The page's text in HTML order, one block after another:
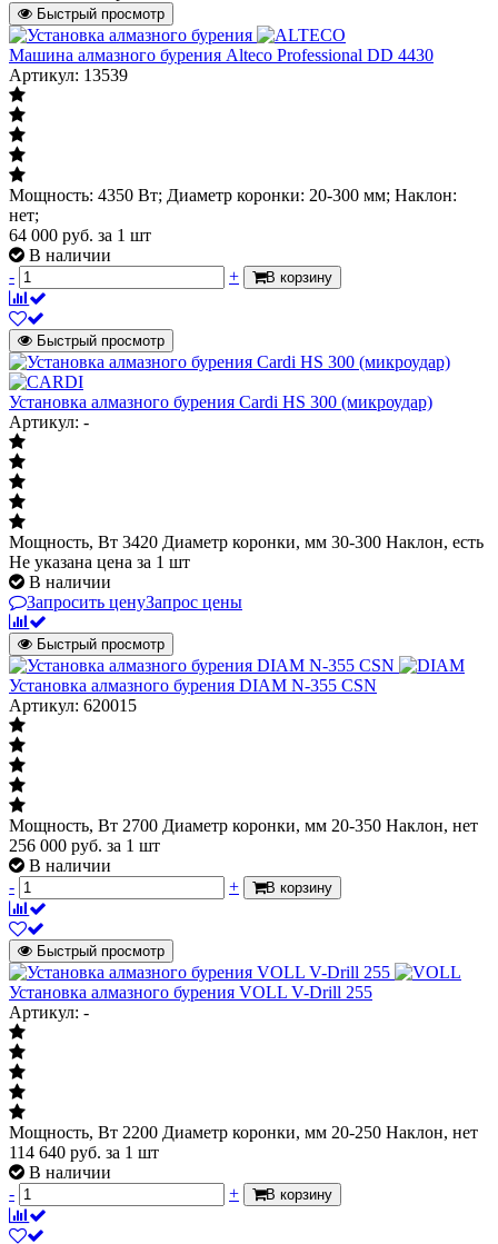
Быстрый просмотр
Машина алмазного бурения Alteco Professional DD 4430
Артикул: 13539
Мощность: 4350 Вт; Диаметр коронки: 20-300 мм; Наклон:
нет;
64 000 руб. за 1 шт
В наличии
-
+ В корзину
Быстрый просмотр
Установка алмазного бурения Cardi HS 300 (микроудар)
Артикул: -
Мощность, Вт 3420 Диаметр коронки, мм 30-300 Наклон, есть
Не указана цена за 1 шт
В наличии
Запросить ценуЗапрос цены
Быстрый просмотр
Установка алмазного бурения DIAM N-355 CSN
Артикул: 620015
Мощность, Вт 2700 Диаметр коронки, мм 20-350 Наклон, нет
256 000 руб. за 1 шт
В наличии
-
+ В корзину
Быстрый просмотр
Установка алмазного бурения VOLL V-Drill 255
Артикул: -
Мощность, Вт 2200 Диаметр коронки, мм 20-250 Наклон, нет
114 640 руб. за 1 шт
В наличии
-
+ В корзину